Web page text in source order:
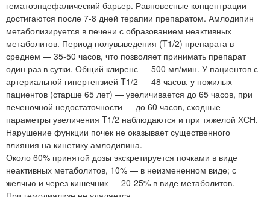
гематоэнцефалический барьер. Равновесные концентрации
достигаются после 7-8 дней терапии препаратом. Амлодипин
метаболизируется в печени с образованием неактивных
метаболитов. Период полувыведения (T1/2) препарата в
среднем — 35-50 часов, что позволяет принимать препарат
один раз в сутки. Общий клиренс — 500 мл/мин. У пациентов с
артериальной гипертензией T1/2 — 48 часов, у пожилых
пациентов (старше 65 лет) — увеличивается до 65 часов, при
печеночной недостаточности — до 60 часов, сходные
параметры увеличения T1/2 наблюдаются и при тяжелой ХСН.
Нарушение функции почек не оказывает существенного
влияния на кинетику амлодипина.
Около 60% принятой дозы экскретируется почками в виде
неактивных метаболитов, 10% — в неизмененном виде; с
желчью и через кишечник — 20-25% в виде метаболитов.